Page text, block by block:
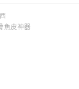
魚皮神器